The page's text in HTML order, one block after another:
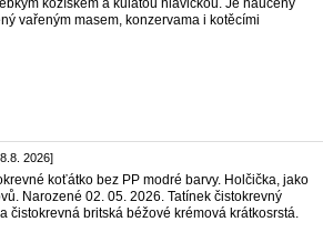
kožíškem a kulatou hlavičkou. Je naučený
vařeným masem, konzervama i kotěcími
2026]
koťátko bez PP modré barvy. Holčička, jako
Narozené 02. 05. 2026. Tatínek čistokrevný
čistokrevná britská béžové krémová krátkosrstá.